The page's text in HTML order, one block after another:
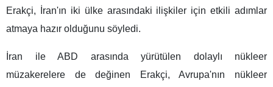
Erakçi, İran'ın iki ülke arasındaki ilişkiler için etkili adımlar
atmaya hazır olduğunu söyledi.
İran ile ABD arasında yürütülen dolaylı nükleer
müzakerelere de değinen Erakçi, Avrupa'nın nükleer